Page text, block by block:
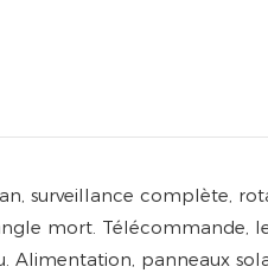
surveillance complète,
mort. Télécommande,
panneaux